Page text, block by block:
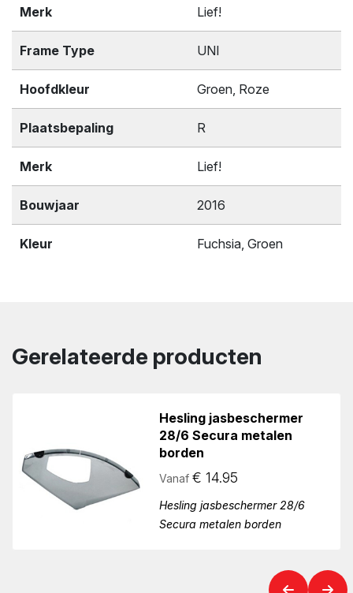
Merk Lief!
Frame Type UNI
Hoofdkleur Groen, Roze
Plaatsbepaling R
Merk Lief!
Bouwjaar 2016
Kleur Fuchsia, Groen
Gerelateerde producten
Hesling jasbeschermer
28/6 Secura metalen
borden
Vanaf € 14.95
Hesling jasbeschermer 28/6
Secura metalen borden